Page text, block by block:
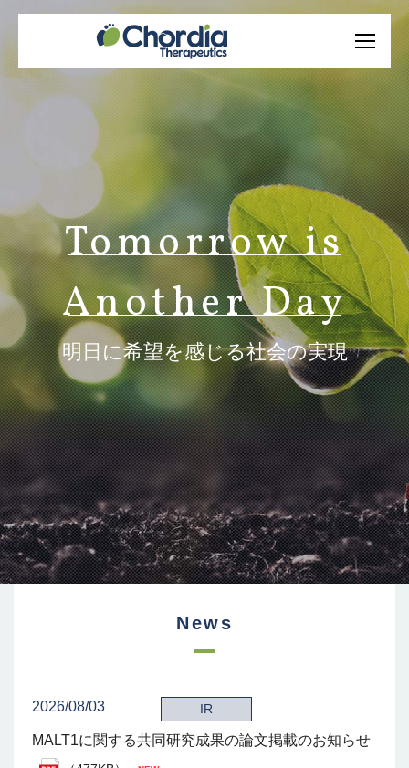
Tomorrow is
Another Day
明日に希望を感じる社会の実現
News
2026/08/03 IR
MALT1に関する共同研究成果の論文掲載のお知らせ